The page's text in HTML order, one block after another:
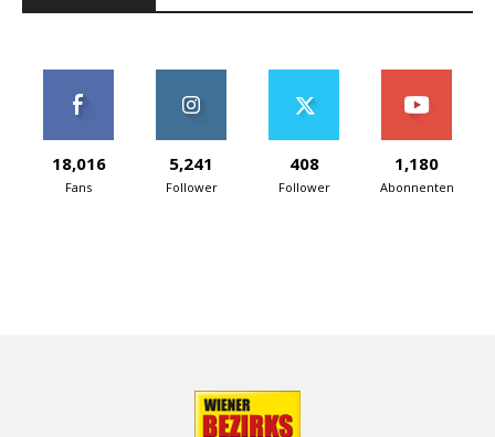
18,016
Fans
5,241
Follower
408
Follower
1,180
Abonnenten